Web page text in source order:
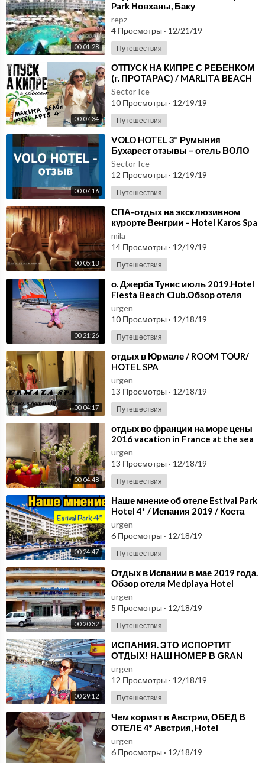
00:01:28
Park Новханы, Баку
repz
4 Просмотры · 12/21/19
Путешествия
00:07:34
⁣ОТПУСК НА КИПРЕ С РЕБЕНКОМ
(г. ПРОТАРАС) / MARLITA BEACH
HOTEL APTS 4*
Sector Ice
10 Просмотры · 12/19/19
Путешествия
00:07:16
⁣VOLO HOTEL 3* Румыния
Бухарест отзывы – отель ВОЛО
ХОТЕЛ 3* Бухарест отзывы видео
Sector Ice
12 Просмотры · 12/19/19
Путешествия
00:05:13
⁣СПА-отдых на эксклюзивном
курорте Венгрии – Hotel Karos Spa
mila
14 Просмотры · 12/19/19
Путешествия
00:21:26
⁣о. Джерба Тунис июль 2019.Hotel
Fiesta Beach Club.Обзор отеля
urgen
10 Просмотры · 12/18/19
Путешествия
00:04:17
⁣отдых в Юрмале / ROOM TOUR/
HOTEL SPA
urgen
13 Просмотры · 12/18/19
Путешествия
00:04:48
⁣отдых во франции на море цены
2016 vacation in France at the sea
Prices 2016 Hotel West End
urgen
13 Просмотры · 12/18/19
Путешествия
00:24:47
⁣Наше мнение об отеле Estival Park
Hotel 4* / Испания 2019 / Коста
Дорада
urgen
6 Просмотры · 12/18/19
Путешествия
00:20:32
⁣Отдых в Испании в мае 2019 года.
Обзор отеля Medplaya Hotel
Calypso 3*
urgen
5 Просмотры · 12/18/19
Путешествия
00:29:12
⁣ИСПАНИЯ. ЭТО ИСПОРТИТ
ОТДЫХ! НАШ НОМЕР В GRAN
GARBI HOTEL. ЛЬОРЕТ-ДЕ -МАР,
КОСТА-БРАВА / VLOG
urgen
12 Просмотры · 12/18/19
Путешествия
⁣Чем кормят в Австрии, ОБЕД В
ОТЕЛЕ 4* Австрия, Hotel
Lukashansl. Отдых в Австрии
urgen
6 Просмотры · 12/18/19